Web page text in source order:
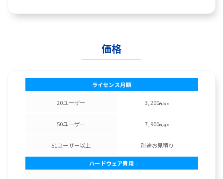
価格
ライセンス月額
20ユーザー 3,200円/税別
50ユーザー 7,900円/税別
51ユーザー以上 別途お見積り
ハードウェア費用